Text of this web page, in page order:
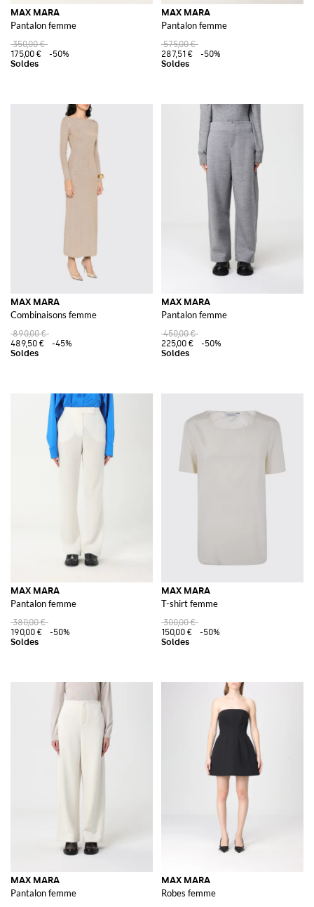
MAX MARA
Pantalon femme
350,00 €
175,00 €
-50%
MAX MARA
Pantalon femme
575,00 €
287,51 €
-50%
MAX MARA
Combinaisons femme
890,00 €
489,50 €
-45%
MAX MARA
Pantalon femme
450,00 €
225,00 €
-50%
MAX MARA
Pantalon femme
380,00 €
190,00 €
-50%
MAX MARA
T-shirt femme
300,00 €
150,00 €
-50%
MAX MARA
Pantalon femme
MAX MARA
Robes femme